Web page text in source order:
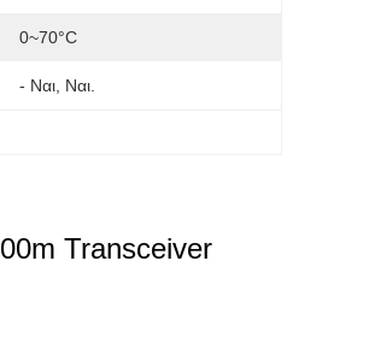
0~70°C
- Ναι, Ναι.
Transceiver